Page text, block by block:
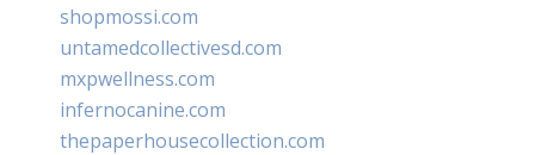
shopmossi.com
untamedcollectivesd.com
mxpwellness.com
infernocanine.com
thepaperhousecollection.com